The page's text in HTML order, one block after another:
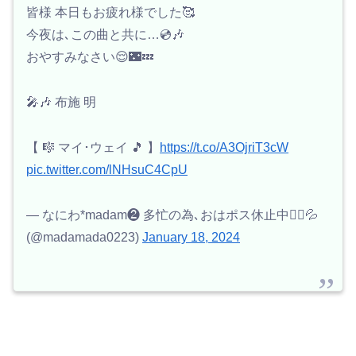
皆様 本日もお疲れ様でした🥰
今夜は､この曲と共に…💿️🎶
おやすみなさい😌🌃💤
🎤🎶 布施 明
【 🎼 マイ･ウェイ 🎵 】
https://t.co/A3OjriT3cW
pic.twitter.com/lNHsuC4CpU
— なにわ*madam❷ 多忙の為､おはポス休止中🙇‍♀️💦
(@madamada0223) January 18, 2024